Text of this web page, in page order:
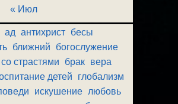
« Июл
ад антихрист бесы
ближний
богослужение
страстями брак вера
детей
глобализм
искушение любовь